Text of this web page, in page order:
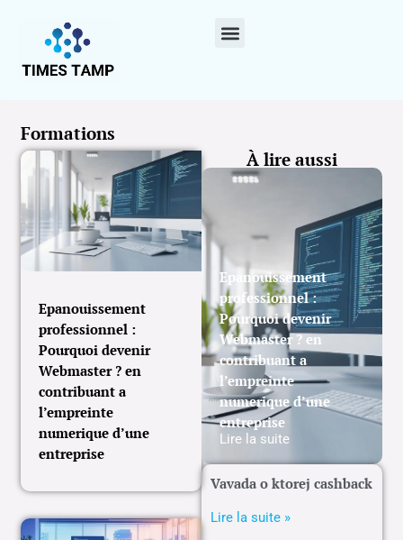
Formations
Epanouissement
professionnel :
Pourquoi devenir
Webmaster ? en
contribuant a
l’empreinte
numerique d’une
entreprise
À lire aussi
Epanouissement
professionnel :
Pourquoi devenir
Webmaster ? en
contribuant a
l’empreinte
numerique d’une
entreprise
Lire la suite
Vavada o ktorej cashback
Lire la suite »